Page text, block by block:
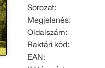
Sorozat:
Megjelenés:
Oldalszám:
Raktári kód:
EAN: